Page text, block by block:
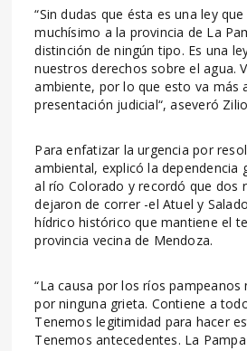
“Sin dudas que ésta es una ley
muchísimo a la provincia de La
distinción de ningún tipo. Es una
nuestros derechos sobre el agua.
ambiente, por lo que esto va más
presentación judicial“, aseveró
Para enfatizar la urgencia por
ambiental, explicó la dependencia
al río Colorado y recordó que dos
dejaron de correr -el Atuel y
hídrico histórico que mantiene el
provincia vecina de Mendoza.
“La causa por los ríos pampeanos
por ninguna grieta. Contiene a
Tenemos legitimidad para hacer
Tenemos antecedentes. La